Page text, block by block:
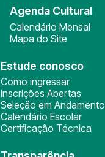
Agenda Cultural
Calendário Mensal
Mapa do Site
Estude conosco
Como ingressar
Inscrições Abertas
Seleção em Andamento
Calendário Escolar
Certificação Técnica